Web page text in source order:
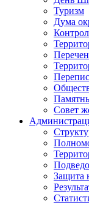
Туризм
Дума
Совет
Защита